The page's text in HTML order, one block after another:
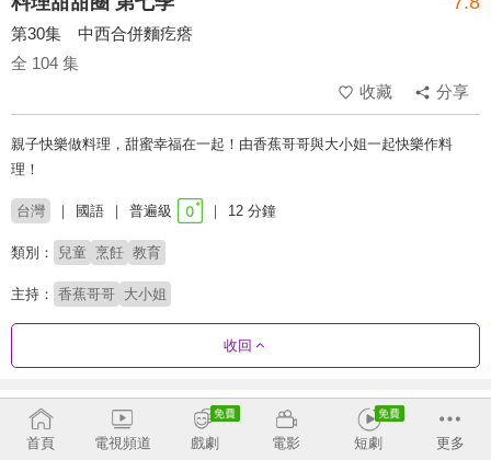
第30集 中西合併麵疙瘩
全 104 集
收藏
分享
親子快樂做料理，甜蜜幸福在一起！由香蕉哥哥與大小姐一起快樂作料
理！
台灣 國語 普遍級 12 分鐘
類別： 兒童 烹飪 教育
主持： 香蕉哥哥 大小姐
收回
劇集列表 正序
第6季 第7季
首頁 電視頻道 戲劇 電影 短劇 更多